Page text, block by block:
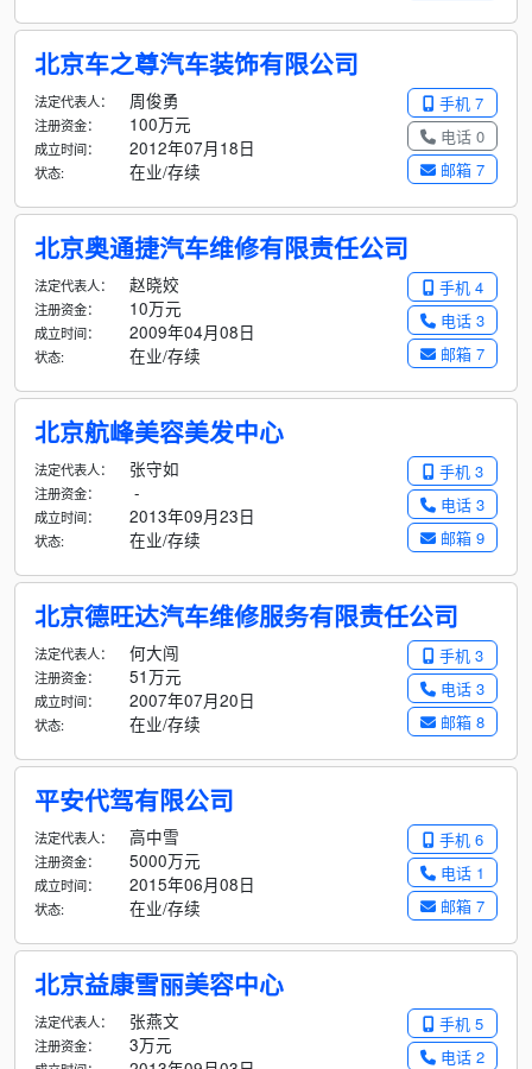
北京车之尊汽车装饰有限公司
手机 7
电话 0
邮箱 7
法定代表人： 周俊勇
注册资金： 100万元
成立时间： 2012年07月18日
状态: 在业/存续
北京奥通捷汽车维修有限责任公司
手机 4
电话 3
邮箱 7
法定代表人： 赵晓姣
注册资金： 10万元
成立时间： 2009年04月08日
状态: 在业/存续
北京航峰美容美发中心
手机 3
电话 3
邮箱 9
法定代表人： 张守如
注册资金： -
成立时间： 2013年09月23日
状态: 在业/存续
北京德旺达汽车维修服务有限责任公司
手机 3
电话 3
邮箱 8
法定代表人： 何大闯
注册资金： 51万元
成立时间： 2007年07月20日
状态: 在业/存续
平安代驾有限公司
手机 6
电话 1
邮箱 7
法定代表人： 高中雪
注册资金： 5000万元
成立时间： 2015年06月08日
状态: 在业/存续
北京益康雪丽美容中心
手机 5
电话 2
法定代表人： 张燕文
注册资金： 3万元